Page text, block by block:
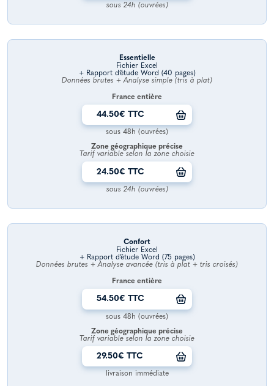
sous 24h (ouvrées)
Essentielle
Fichier Excel
+ Rapport d’étude Word (40 pages)
Données brutes + Analyse simple (tris à plat)
France entière
44.50€ TTC
sous 48h (ouvrées)
Zone géographique précise
Tarif variable selon la zone choisie
24.50€ TTC
sous 24h (ouvrées)
Confort
Fichier Excel
+ Rapport d’étude Word (75 pages)
Données brutes + Analyse avancée (tris à plat + tris croisés)
France entière
54.50€ TTC
sous 48h (ouvrées)
Zone géographique précise
Tarif variable selon la zone choisie
29.50€ TTC
livraison immédiate